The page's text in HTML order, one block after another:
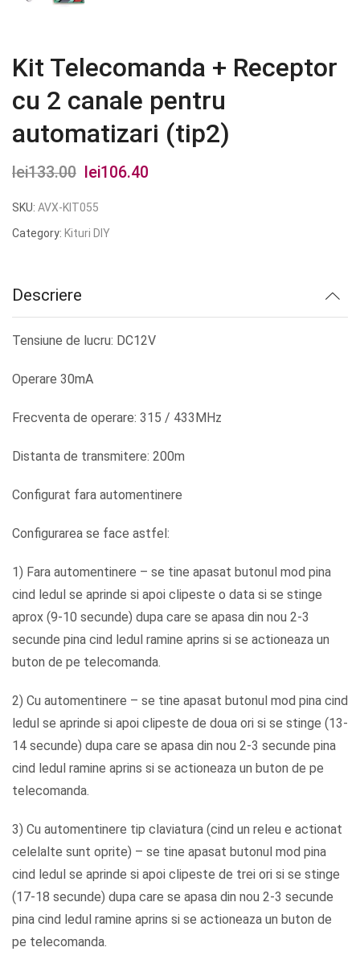
Kit Telecomanda + Receptor
cu 2 canale pentru
automatizari (tip2)
lei133.00
Prețul
inițial
a
lei106.40
SKU: AVX-KIT055
Category: Kituri DIY
Descriere
Tensiune de lucru: DC12V
Operare 30mA
Frecventa de operare: 315 / 433MHz
Distanta de transmitere: 200m
Configurat fara automentinere
Configurarea se face astfel:
1) Fara automentinere – se tine apasat butonul mod pina
cind ledul se aprinde si apoi clipeste o data si se stinge
aprox (9-10 secunde) dupa care se apasa din nou 2-3
secunde pina cind ledul ramine aprins si se actioneaza un
buton de pe telecomanda.
2) Cu automentinere – se tine apasat butonul mod pina cind
ledul se aprinde si apoi clipeste de doua ori si se stinge (13-
14 secunde) dupa care se apasa din nou 2-3 secunde pina
cind ledul ramine aprins si se actioneaza un buton de pe
telecomanda.
3) Cu automentinere tip claviatura (cind un releu e actionat
celelalte sunt oprite) – se tine apasat butonul mod pina
cind ledul se aprinde si apoi clipeste de trei ori si se stinge
(17-18 secunde) dupa care se apasa din nou 2-3 secunde
pina cind ledul ramine aprins si se actioneaza un buton de
pe telecomanda.